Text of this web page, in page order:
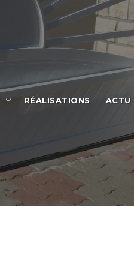
RÉALISATIONS ACTU